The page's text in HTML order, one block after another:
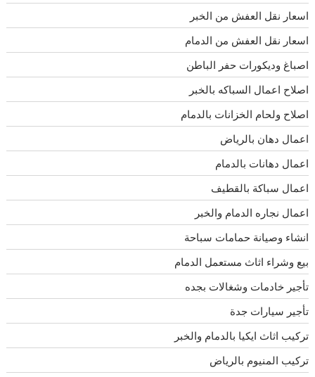
اسعار نقل العفش من الخبر
اسعار نقل العفش من الدمام
اصباغ وديكورات حفر الباطن
اصلاح اعمال السباكه بالخبر
اصلاح ولحام الخزانات بالدمام
اعمال دهان بالرياض
اعمال دهانات بالدمام
اعمال سباكة بالقطيف
اعمال نجاره الدمام والخبر
انشاء وصيانة حمامات سباحة
بيع وشراء اثاث مستعمل الدمام
تأجير خادمات وشغالات بجده
تأجير سيارات جدة
تركيب اثاث ايكيا بالدمام والخبر
تركيب المنيوم بالرياض